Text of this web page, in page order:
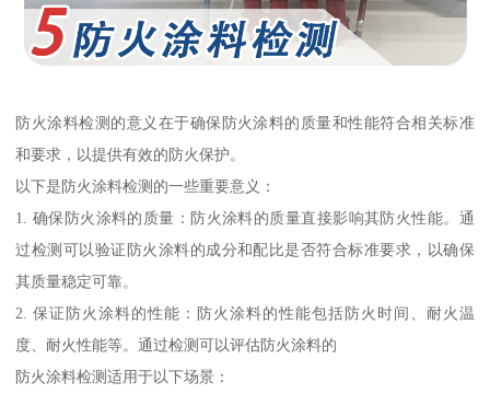
防火涂料检测的意义在于确保防火涂料的质量和性能符合相关标准
和要求，以提供有效的防火保护。
以下是防火涂料检测的一些重要意义：
1. 确保防火涂料的质量：防火涂料的质量直接影响其防火性能。通
过检测可以验证防火涂料的成分和配比是否符合标准要求，以确保
其质量稳定可靠。
2. 保证防火涂料的性能：防火涂料的性能包括防火时间、耐火温
度、耐火性能等。通过检测可以评估防火涂料的
防火涂料检测适用于以下场景：